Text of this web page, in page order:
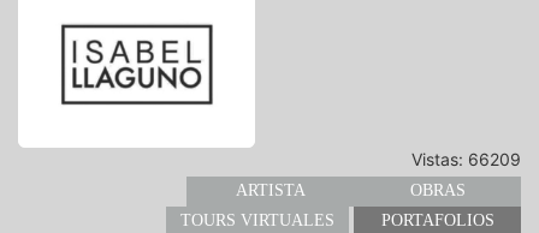
Vistas: 66209
ARTISTA
OBRAS
TOURS VIRTUALES
PORTAFOLIOS